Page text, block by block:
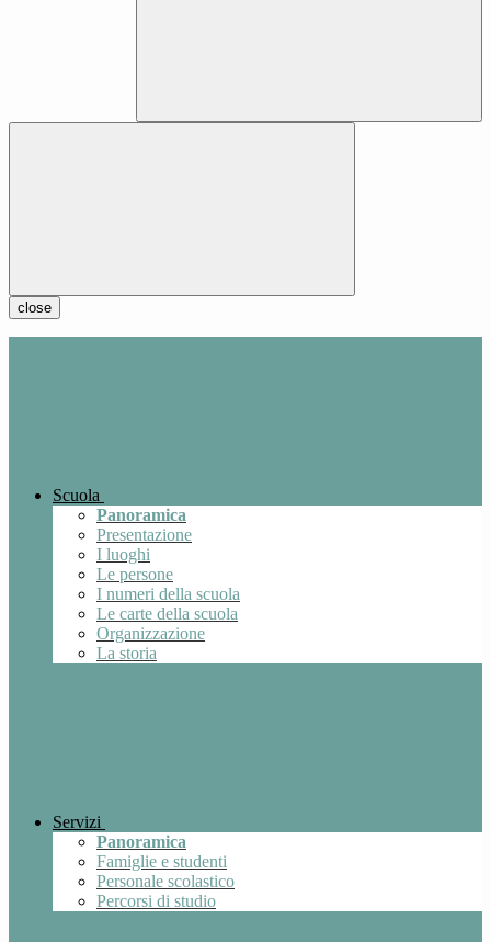
close
Scuola
Panoramica
Presentazione
I luoghi
Le persone
I numeri della scuola
Le carte della scuola
Organizzazione
La storia
Servizi
Panoramica
Famiglie e studenti
Personale scolastico
Percorsi di studio